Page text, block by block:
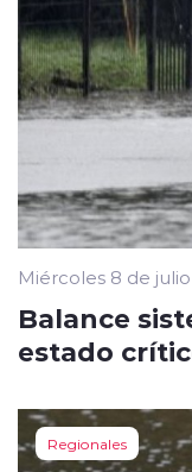
Miércoles 8 de
Balance
estado
Regionales